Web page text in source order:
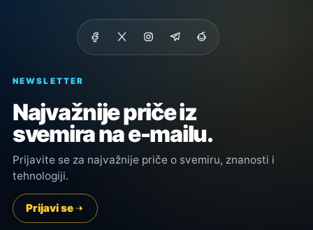
NEWSLETTER
Najvažnije priče iz
svemira na e-mailu.
Prijavite se za najvažnije priče o svemiru, znanosti i
tehnologiji.
Prijavi se